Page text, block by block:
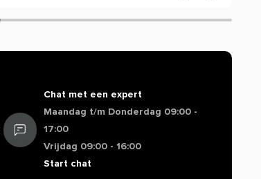
Chat met een expert
Maandag t/m Donderdag 09:00 -
17:00
Vrijdag 09:00 - 16:00
Start chat